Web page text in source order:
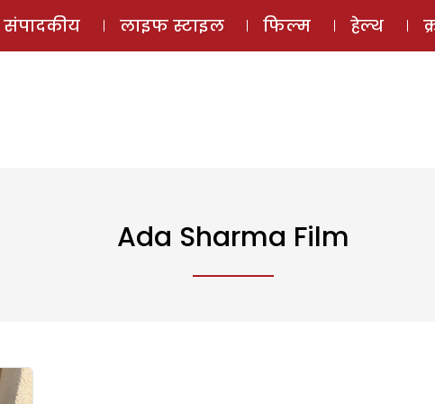
ई-मैगज़ीन
संपादकीय लाइफ स्टाइल फिल्म हेल्थ
Ada Sharma Film